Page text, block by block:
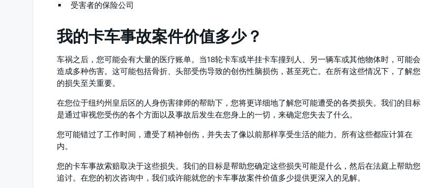
受害者的保险公司
我的卡车事故案件价值多少？
车祸之后，您可能会有大量的医疗账单。当18轮卡车或半挂卡车撞到人、另一辆车或其他物体时，可能会
造成多种伤害。这可能包括骨折、头部受伤导致的创伤性脑损伤，甚至死亡。在所有这些情况下，了解您
的损失至关重要。
在您位于纽约州皇后区的​​人身伤害律师的帮助下，您将更详细地了解您可能遭受的各类损失。我们的目标
是通过审视您受伤的各个方面以及事故后发生在您身上的一切，来确定您失去了什么。
您可能错过了工作时间，遭受了精神创伤，并失去了像以前那样享受生活的能力。所有这些都应计算在
内。
您的卡车事故索赔取决于这些损失。我们的目标是帮助您确定这些损失可能是什么，然后在法庭上帮助您
追讨。在您的初次咨询中，我们或许能就您的卡车事故案件价值多少提供更深入的见解。